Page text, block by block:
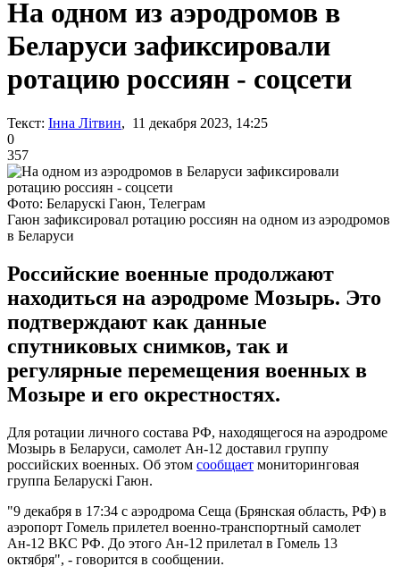
На одном из аэродромов в
Беларуси зафиксировали
ротацию россиян - соцсети
Текст: Інна Літвин, 11 декабря 2023, 14:25
0
357
Фото: Беларускі Гаюн, Телеграм
Гаюн зафиксировал ротацию россиян на одном из аэродромов
в Беларуси
Российские военные продолжают
находиться на аэродроме Мозырь. Это
подтверждают как данные
спутниковых снимков, так и
регулярные перемещения военных в
Мозыре и его окрестностях.
Для ротации личного состава РФ, находящегося на аэродроме
Мозырь в Беларуси, самолет Ан-12 доставил группу
российских военных. Об этом сообщает мониторинговая
группа Беларускі Гаюн.
"9 декабря в 17:34 с аэродрома Сеща (Брянская область, РФ) в
аэропорт Гомель прилетел военно-транспортный самолет
Ан-12 ВКС РФ. До этого Ан-12 прилетал в Гомель 13
октября", - говорится в сообщении.